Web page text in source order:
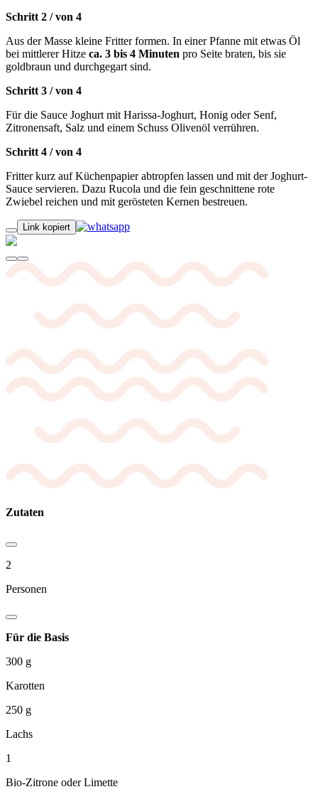
Schritt 2 /von 4
Aus der Masse kleine Fritter formen. In einer Pfanne mit etwas Öl
bei mittlerer Hitze ca. 3 bis 4 Minuten pro Seite braten, bis sie
goldbraun und durchgegart sind.
Schritt 3 /von 4
Für die Sauce Joghurt mit Harissa-Joghurt, Honig oder Senf,
Zitronensaft, Salz und einem Schuss Olivenöl verrühren.
Schritt 4 /von 4
Fritter kurz auf Küchenpapier abtropfen lassen und mit der Joghurt-
Sauce servieren. Dazu Rucola und die fein geschnittene rote
Zwiebel reichen und mit gerösteten Kernen bestreuen.
Link kopiert
Zutaten
2
Personen
Für die Basis
300 g
Karotten
250 g
Lachs
1
Bio-Zitrone oder Limette